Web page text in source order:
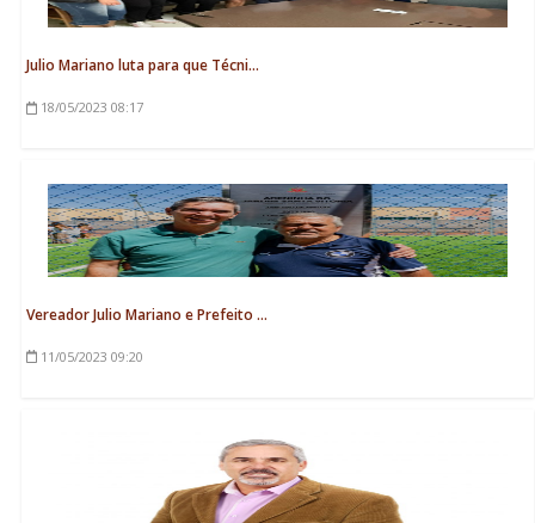
Julio Mariano luta para que Técni...
18/05/2023 08:17
Vereador Julio Mariano e Prefeito ...
11/05/2023 09:20